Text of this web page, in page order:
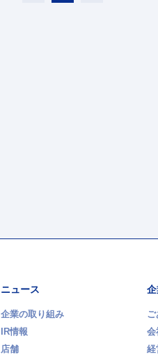
ニュース
企業の取り組み
IR情報
店舗
会
経